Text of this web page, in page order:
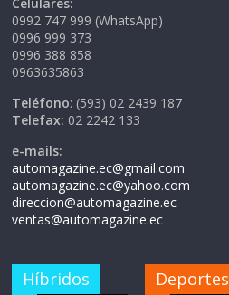
0992 747 999 (WhatsApp)
0996 999 373
0996 388 858
0963635863
Teléfono: (593) 02 2439 187
Telefax: 02 2242 133
e-mails:
automagazine.ec@gmail.com
automagazine.ec@yahoo.com
direccion@automagazine.ec
ventas@automagazine.ec
Híbridos Deportes